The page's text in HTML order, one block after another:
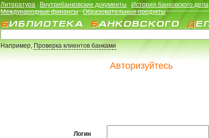
Литература Внутрибанковские документы История банковского дела
Международные финансы
Образовательные продукты
Например,Проверка клиентов банками
Авторизуйтесь
Логин